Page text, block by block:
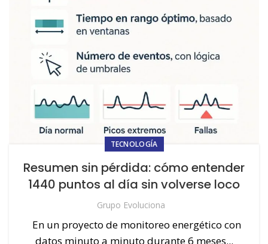
TECNOLOGÍA
Resumen sin pérdida: cómo entender
1440 puntos al día sin volverse loco
Grupo Evoluciona
En un proyecto de monitoreo energético con
datos minuto a minuto durante 6 meses...